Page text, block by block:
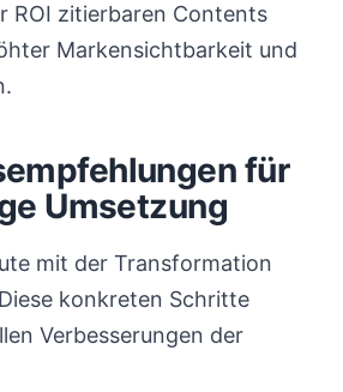
ROI zitierbaren Contents
Markensichtbarkeit und
für
Umsetzung
mit der Transformation
konkreten Schritte
Verbesserungen der